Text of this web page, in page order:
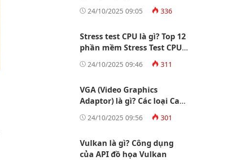
24/10/2025 09:05 336
Stress test CPU là gì? Top 12
phần mềm Stress Test CPU
tốt nhất
24/10/2025 09:46 311
VGA (Video Graphics
Adaptor) là gì? Các loại Card
màn hình
24/10/2025 09:56 301
Vulkan là gì? Công dụng
của API đồ họa Vulkan